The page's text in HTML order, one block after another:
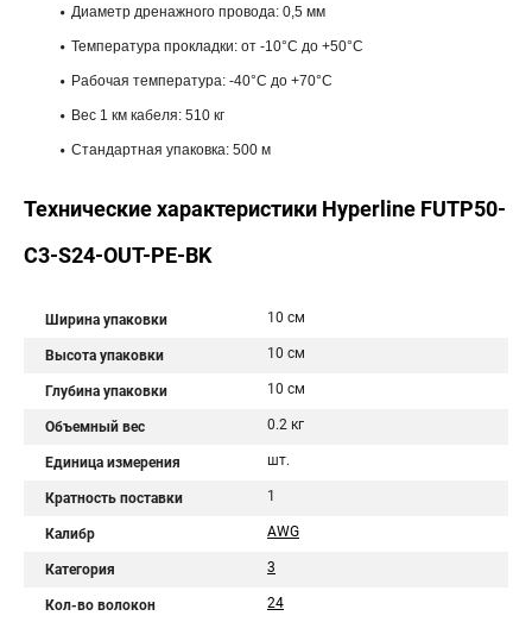
Диаметр дренажного провода: 0,5 мм
Температура прокладки: от -10°C до +50°C
Рабочая температура: -40°C до +70°C
Вес 1 км кабеля: 510 кг
Стандартная упаковка: 500 м
Технические характеристики Hyperline FUTP50-
C3-S24-OUT-PE-BK
Ширина упаковки 10 см
Высота упаковки 10 см
Глубина упаковки 10 см
Объемный вес 0.2 кг
Единица измерения шт.
Кратность поставки 1
Калибр AWG
Категория 3
Кол-во волокон 24